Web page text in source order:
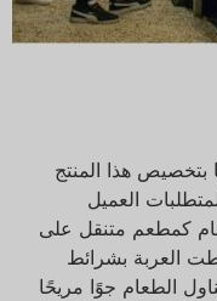
بتخصيص هذا المنتج
العميل
كمطعم متنقل على
العربة بشرائط
الطعام جوًا مريحًا